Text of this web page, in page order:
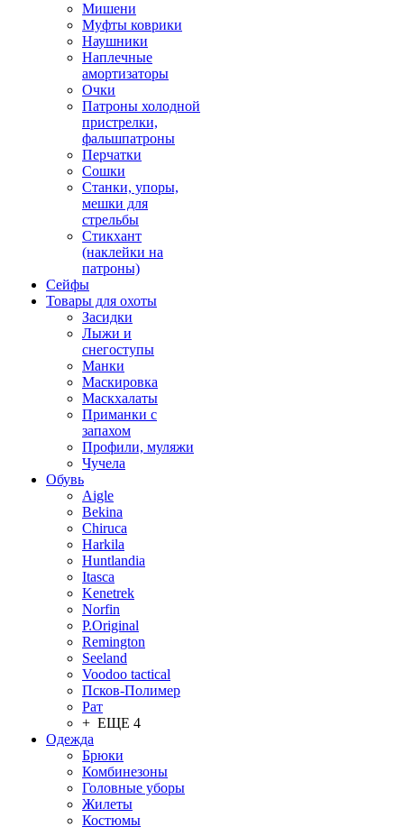
Мишени
Муфты коврики
Наушники
Наплечные
амортизаторы
Очки
Патроны холодной
пристрелки,
фальшпатроны
Перчатки
Сошки
Станки, упоры,
мешки для
стрельбы
Стикхант
(наклейки на
патроны)
Сейфы
Товары для охоты
Засидки
Лыжи и
снегоступы
Манки
Маскировка
Маскхалаты
Приманки с
запахом
Профили, муляжи
Чучела
Обувь
Aigle
Bekina
Chiruсa
Harkila
Huntlandia
Itasca
Kenetrek
Norfin
P.Original
Remington
Seeland
Voodoo tactical
Псков-Полимер
Рат
+ ЕЩЕ 4
Одежда
Брюки
Комбинезоны
Головные уборы
Жилеты
Костюмы